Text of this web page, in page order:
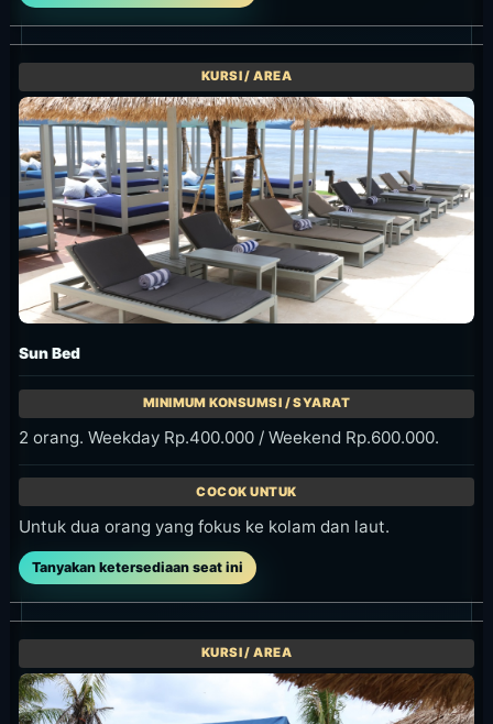
Sun Bed
2 orang. Weekday Rp.400.000 / Weekend Rp.600.000.
Untuk dua orang yang fokus ke kolam dan laut.
Tanyakan ketersediaan seat ini